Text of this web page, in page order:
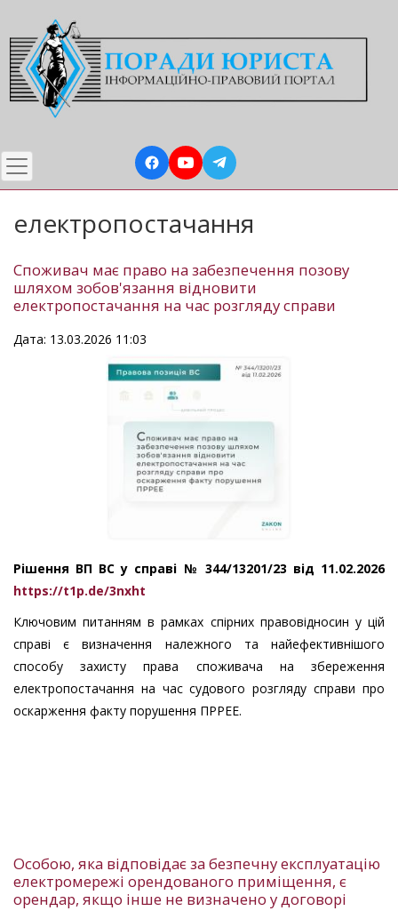
до
основного
вмісту
електропостачання
Споживач має право на забезпечення позову
шляхом зобов'язання відновити
електропостачання на час розгляду справи
Дата: 13.03.2026 11:03
Рішення ВП ВС у справі № 344/13201/23 від 11.02.2026
https://t1p.de/3nxht
Ключовим питанням в рамках спірних правовідносин у цій
справі є визначення належного та найефективнішого
способу захисту права споживача на збереження
електропостачання на час судового розгляду справи про
оскарження факту порушення ПРРЕЕ.
Особою, яка відповідає за безпечну експлуатацію
електромережі орендованого приміщення, є
орендар, якщо інше не визначено у договорі